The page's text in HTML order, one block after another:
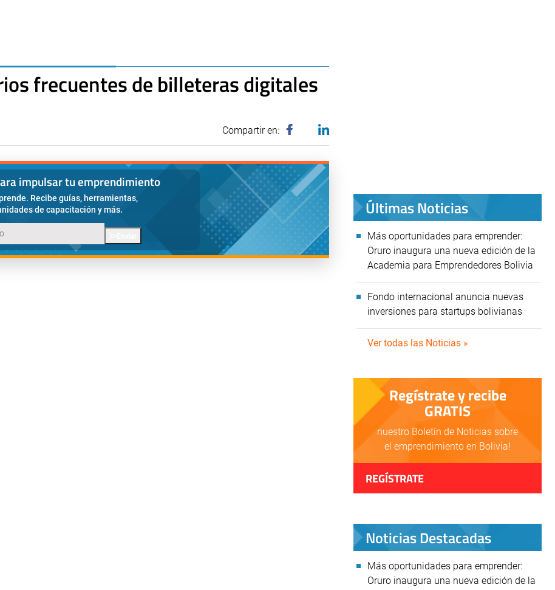
frecuentes de billeteras digitales
Compartir en:
impulsar tu emprendimiento
Recibe guías, herramientas,
de capacitación y más.
Últimas Noticias
Más oportunidades para emprender:
Oruro inaugura una nueva edición de la
Academia para Emprendedores Bolivia
Fondo internacional anuncia nuevas
inversiones para startups bolivianas
Ver todas las Noticias »
Regístrate y recibe
GRATIS
nuestro Boletín de Noticias sobre
el emprendimiento en Bolivia!
REGÍSTRATE
Noticias Destacadas
Más oportunidades para emprender:
Oruro inaugura una nueva edición de la